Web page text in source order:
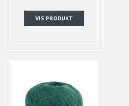
VIS PRODUKT